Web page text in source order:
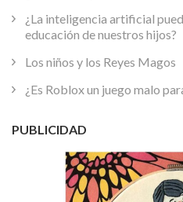
¿La inteligencia artificial
educación de nuestros hijos?
Los niños y los Reyes Magos
¿Es Roblox un juego malo
PUBLICIDAD